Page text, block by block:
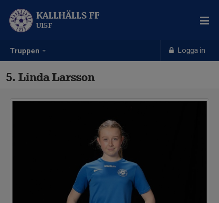
Truppen Logga in
KALLHÄLLS FF
U15F
5. Linda Larsson